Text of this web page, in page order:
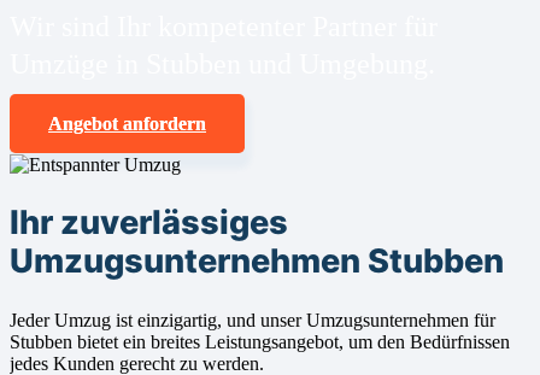
Angebot anfordern
Ihr zuverlässiges
Umzugsunternehmen Stubben
Jeder Umzug ist einzigartig, und unser Umzugsunternehmen für
Stubben bietet ein breites Leistungsangebot, um den Bedürfnissen
jedes Kunden gerecht zu werden.